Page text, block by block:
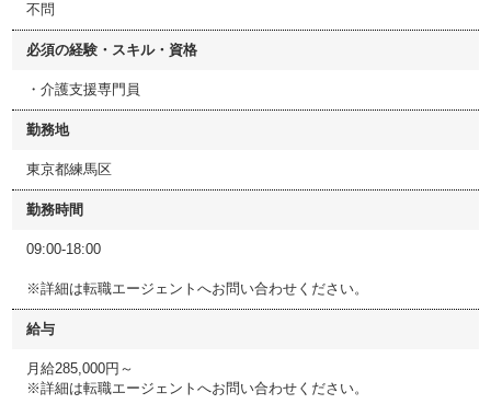
不問
必須の経験・スキル・資格
・介護支援専門員
勤務地
東京都練馬区
勤務時間
09:00-18:00
※詳細は転職エージェントへお問い合わせください。
給与
月給285,000円～
※詳細は転職エージェントへお問い合わせください。